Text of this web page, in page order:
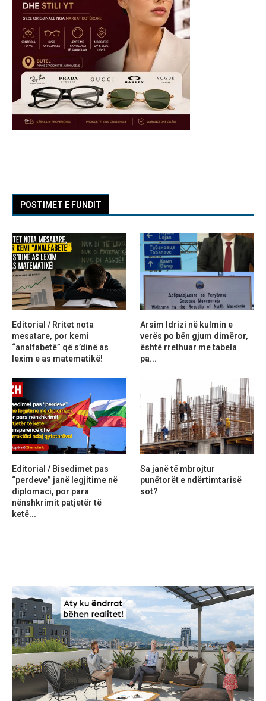
POSTIMET E FUNDIT
Editorial / Rritet nota
mesatare, por kemi
“analfabetë” që s’dinë as
lexim e as matematikë!
Arsim Idrizi në kulmin e
verës po bën gjum dimëror,
është rrethuar me tabela
pa...
Editorial / Bisedimet pas
“perdeve” janë legjitime në
diplomaci, por para
nënshkrimit patjetër të
ketë...
Sa janë të mbrojtur
punëtorët e ndërtimtarisë
sot?